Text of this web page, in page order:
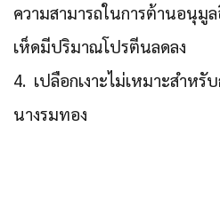
ความสามารถในการต้านอ
เห็ดมีปริมาณโปรตีนลดลง
4. เปลือกเงาะไม่เหมาะสำหรั
นางรมทอง